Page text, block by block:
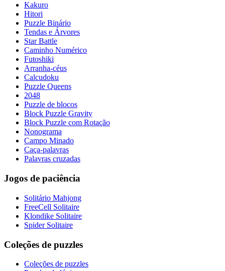
Kakuro
Hitori
Puzzle Binário
Tendas e Árvores
Star Battle
Caminho Numérico
Futoshiki
Arranha-céus
Calcudoku
Puzzle Queens
2048
Puzzle de blocos
Block Puzzle Gravity
Block Puzzle com Rotação
Nonograma
Campo Minado
Caça-palavras
Palavras cruzadas
Jogos de paciência
Solitário Mahjong
FreeCell Solitaire
Klondike Solitaire
Spider Solitaire
Coleções de puzzles
Coleções de puzzles